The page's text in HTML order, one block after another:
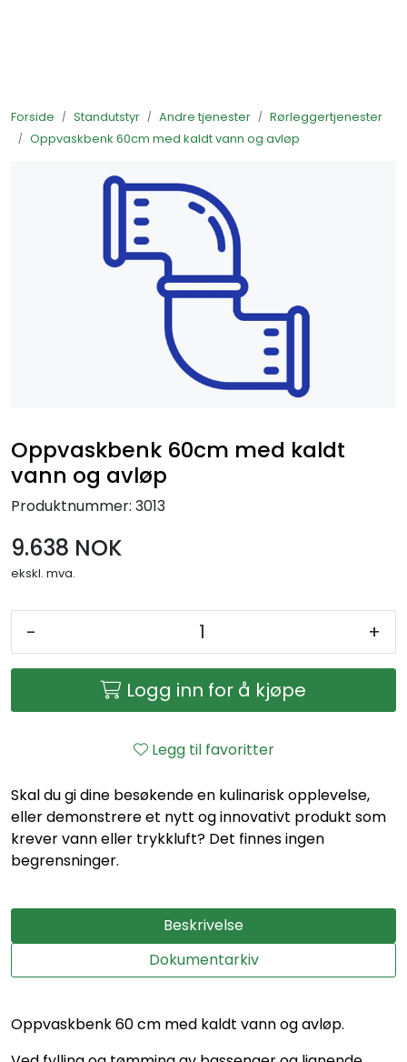
Forside Standutstyr Andre tjenester
Rørleggertjenester
Oppvaskbenk 60cm med kaldt vann og avløp
Oppvaskbenk 60cm med kaldt
vann og avløp
Produktnummer: 3013
9.638 NOK
ekskl. mva.
- +
Logg inn for å kjøpe
Legg til favoritter
Skal du gi dine besøkende en kulinarisk opplevelse,
eller demonstrere et nytt og innovativt produkt som
krever vann eller trykkluft? Det finnes ingen
begrensninger.
Beskrivelse
Dokumentarkiv
Oppvaskbenk 60 cm med kaldt vann og avløp.
Standutstyr
Bestill mat til standen